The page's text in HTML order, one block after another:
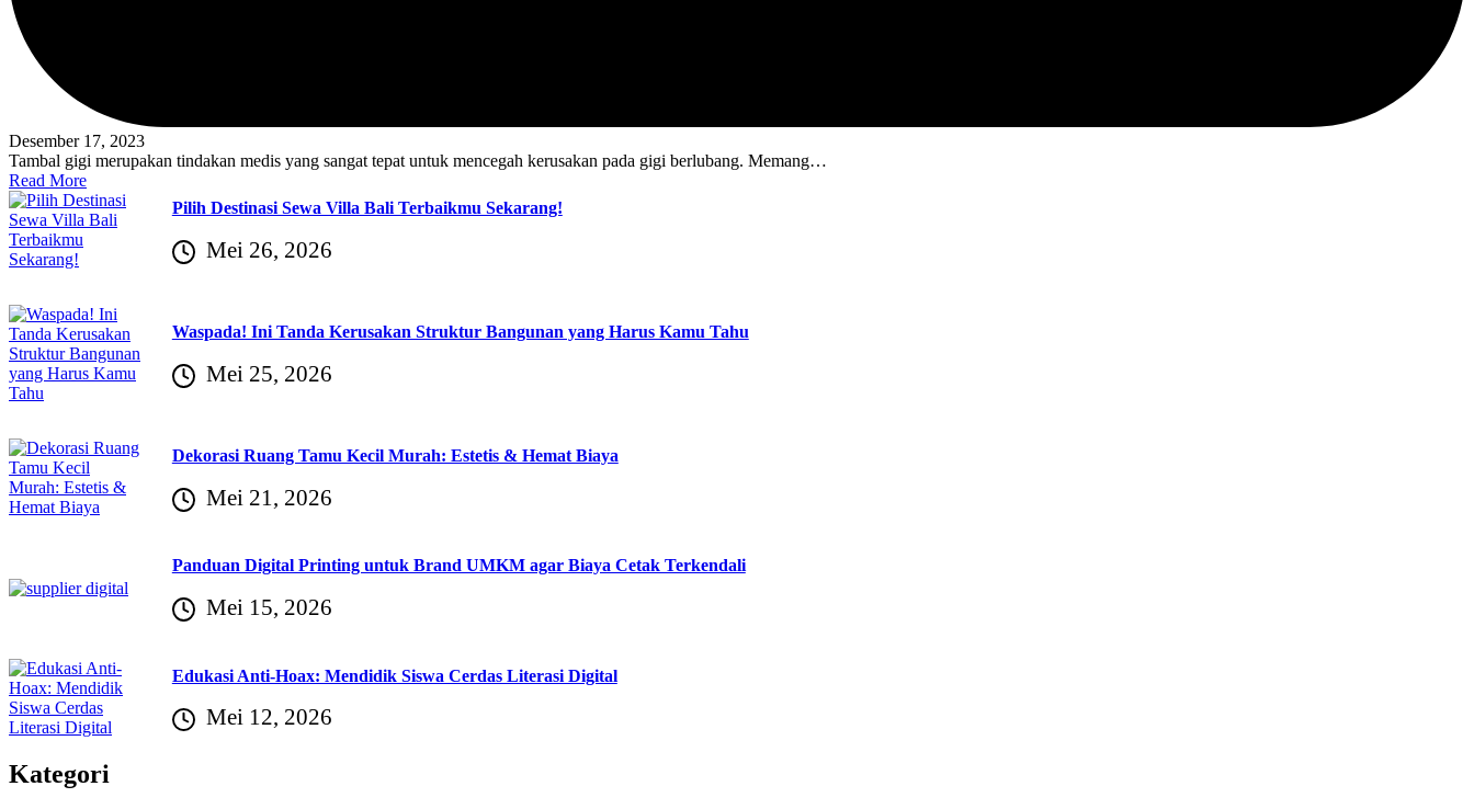
Desember 17, 2023
Tambal gigi merupakan tindakan medis yang sangat tepat untuk mencegah kerusakan pada gigi berlubang. Memang…
Read More
Pilih Destinasi Sewa Villa Bali Terbaikmu Sekarang!
Mei 26, 2026
Waspada! Ini Tanda Kerusakan Struktur Bangunan yang Harus Kamu Tahu
Mei 25, 2026
Dekorasi Ruang Tamu Kecil Murah: Estetis & Hemat Biaya
Mei 21, 2026
Panduan Digital Printing untuk Brand UMKM agar Biaya Cetak Terkendali
Mei 15, 2026
Edukasi Anti-Hoax: Mendidik Siswa Cerdas Literasi Digital
Mei 12, 2026
Kategori